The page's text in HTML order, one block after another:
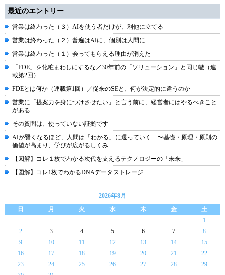
最近のエントリー
営業は終わった（３）AIを使う者だけが、利他に立てる
営業は終わった（２）普遍はAIに、個別は人間に
営業は終わった（１）会ってもらえる理由が消えた
「FDE」を化粧まわしにするな／30年前の「ソリューション」と同じ轍（連
載第2回）
FDEとは何か（連載第1回）／従来のSEと、何が決定的に違うのか
営業に「提案力を身につけさせたい」と言う前に、経営者にはやるべきこと
がある
その質問は、使っていない証拠です
AIが賢くなるほど、人間は「わかる」に還っていく 〜基礎・原理・原則の
価値が高まり、学びが広がるしくみ
【図解】コレ１枚でわかる次代を支えるテクノロジーの「未来」
【図解】コレ1枚でわかるDNAデータストレージ
2026年8月
日
月 火 水 木 金
土
1
2
3 4 5 6 7
8
9
10 11 12 13 14
15
16
17 18 19 20 21
22
23
24 25 26 27 28
29